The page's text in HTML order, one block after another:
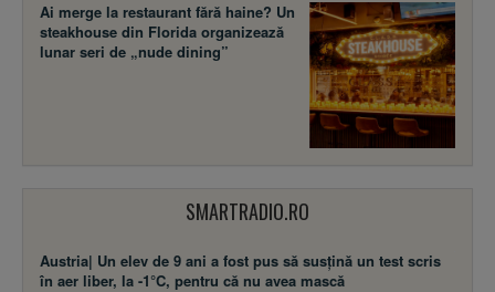
Ai merge la restaurant fără haine? Un
steakhouse din Florida organizează
lunar seri de „nude dining”
SMARTRADIO.RO
Austria| Un elev de 9 ani a fost pus să susţină un test scris
în aer liber, la -1°C, pentru că nu avea mască